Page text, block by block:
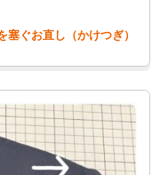
ぐお直し（かけつぎ）